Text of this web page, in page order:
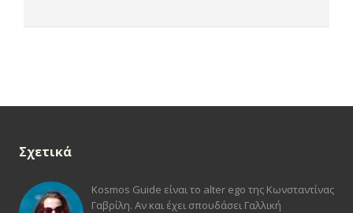
Σχετικά
Kosmos Guide είναι το alter ego της Κωνσταντίνας
Γαβρίλη. Αν και έχει σπουδάσει Γαλλική